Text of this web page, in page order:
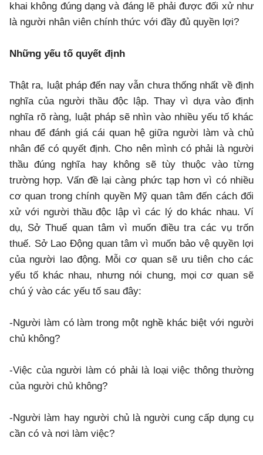
khai không đúng dạng và đáng lẽ phải được đối xử như
là người nhân viên chính thức với đầy đủ quyền lợi?
Những yếu tố quyết định
Thật ra, luật pháp đến nay vẫn chưa thống nhất về định
nghĩa của người thầu độc lập. Thay vì dựa vào định
nghĩa rõ ràng, luật pháp sẽ nhìn vào nhiều yếu tố khác
nhau để đánh giá cái quan hệ giữa người làm và chủ
nhân để có quyết định. Cho nên mình có phải là người
thầu đúng nghĩa hay không sẽ tùy thuộc vào từng
trường hợp. Vấn đề lại càng phức tạp hơn vì có nhiều
cơ quan trong chính quyền Mỹ quan tâm đến cách đối
xử với người thầu độc lập vì các lý do khác nhau. Ví
dụ, Sở Thuế quan tâm vì muốn điều tra các vụ trốn
thuế. Sở Lao Động quan tâm vì muốn bảo vệ quyền lợi
của người lao động. Mỗi cơ quan sẽ ưu tiên cho các
yếu tố khác nhau, nhưng nói chung, mọi cơ quan sẽ
chú ý vào các yếu tố sau đây:
-Người làm có làm trong một nghề khác biệt với người
chủ không?
-Việc của người làm có phải là loại việc thông thường
của người chủ không?
-Người làm hay người chủ là người cung cấp dụng cụ
cần có và nơi làm việc?